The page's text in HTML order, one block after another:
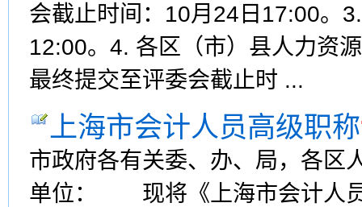
会截止时间：10月24日17:00。
12:00。4. 各区（市）县人力资
最终提交至评委会截止时 ...
上海市会计人员高级职称
市政府各有关委、办、局，各区
单位： 现将《上海市会计人